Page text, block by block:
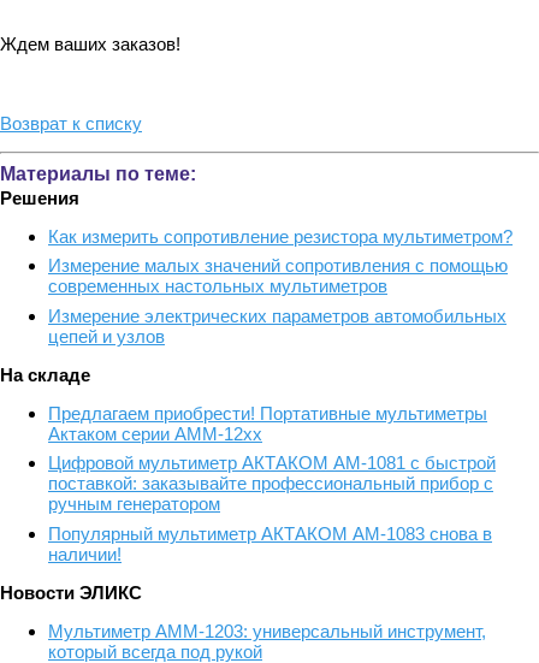
Ждем ваших заказов!
Возврат к списку
Материалы по теме:
Решения
Как измерить сопротивление резистора мультиметром?
Измерение малых значений сопротивления с помощью
современных настольных мультиметров
Измерение электрических параметров автомобильных
цепей и узлов
На складе
Предлагаем приобрести! Портативные мультиметры
Актаком серии АММ-12хх
Цифровой мультиметр АКТАКОМ АМ-1081 с быстрой
поставкой: заказывайте профессиональный прибор с
ручным генератором
Популярный мультиметр АКТАКОМ АМ-1083 снова в
наличии!
Новости ЭЛИКС
Мультиметр АММ-1203: универсальный инструмент,
который всегда под рукой